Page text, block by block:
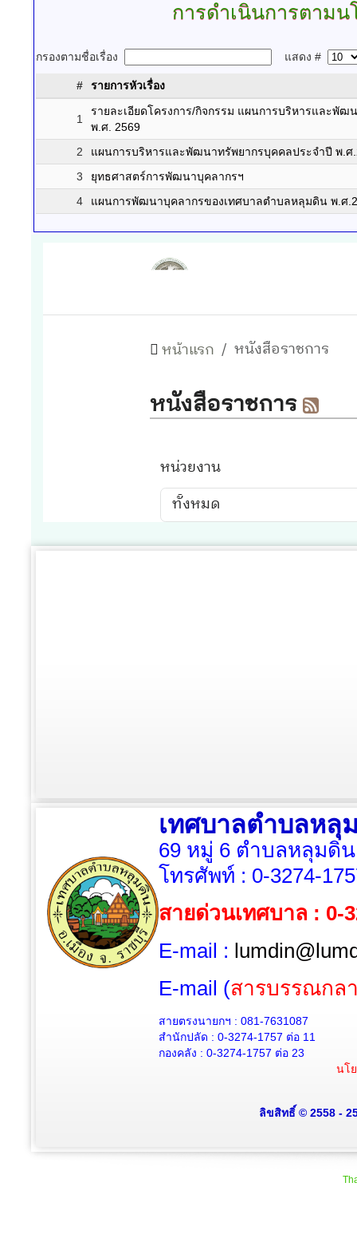
การดำเนินการตาม
กรองตามชื่อเรื่อง แสดง #
# รายการหัวเรื่อง
1
รายละเอียดโครงการ/กิจกรรม แผนการบริหารและพั
พ.ศ. 2569
2
แผนการบริหารและพัฒนาทรัพยากรบุคคลประจำปี พ.ศ
3
ยุทธศาสตร์การพัฒนาบุคลากรฯ
4
แผนการพัฒนาบุคลากรของเทศบาลตำบลหลุมดิน พ.ศ
เทศบาลตำบลหลุ
69 หมู่ 6 ตำบลหลุมดิน
โทรศัพท์ : 0-3274-
สายด่วนเทศบาล : 0-
E-mail :
E-mail (สารบรรณกล
สายตรงนายกฯ : 081-7631087
สำนักปลัด : 0-3274-1757 ต่อ 11
กองคลัง : 0-3274-1757 ต่อ 23
นโ
ลิขสิทธิ์ © 2558 -